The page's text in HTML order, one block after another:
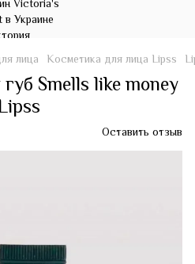
лица Косметика для лица Lipss
Smells like money
Оставить отзыв